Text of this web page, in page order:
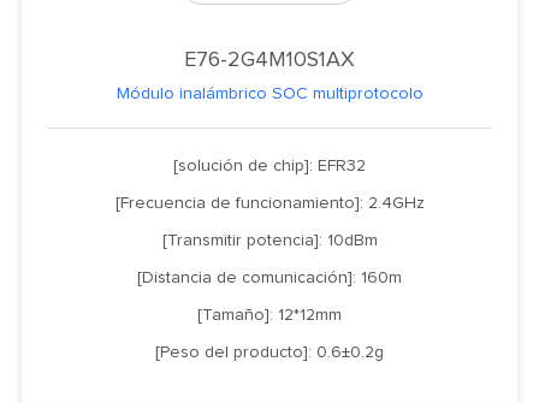
E76-2G4M10S1AX
Módulo inalámbrico SOC multiprotocolo
[solución de chip]: EFR32
[Frecuencia de funcionamiento]: 2.4GHz
[Transmitir potencia]: 10dBm
[Distancia de comunicación]: 160m
[Tamaño]: 12*12mm
[Peso del producto]: 0.6±0.2g